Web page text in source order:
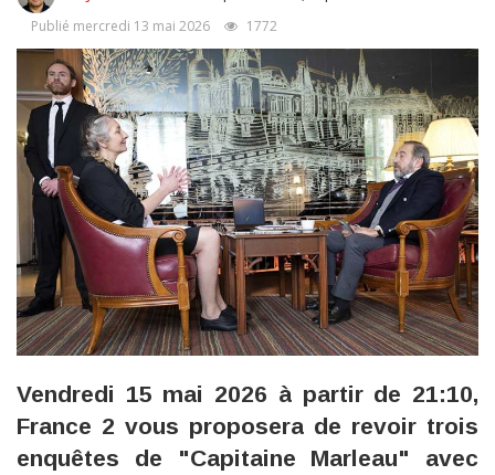
Publié mercredi 13 mai 2026 1772
Vendredi 15 mai 2026 à partir de 21:10,
France 2 vous proposera de revoir trois
enquêtes de "Capitaine Marleau" avec